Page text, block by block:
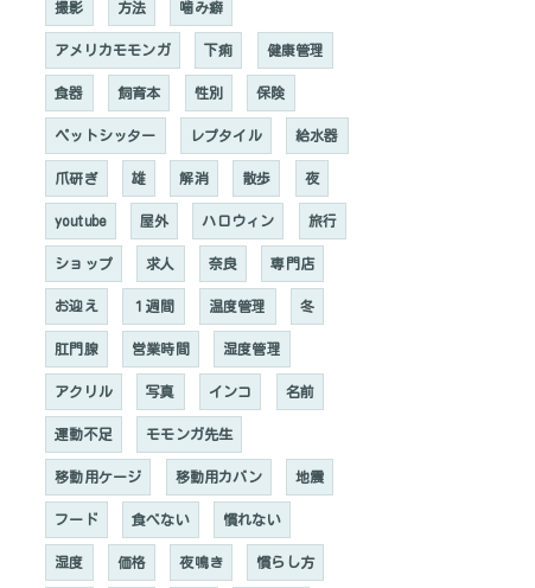
撮影 方法 噛み癖
アメリカモモンガ 下痢 健康管理
食器 飼育本 性別 保険
ペットシッター レプタイル 給水器
爪研ぎ 雄 解消 散歩 夜
youtube 屋外 ハロウィン 旅行
ショップ 求人 奈良 専門店
お迎え １週間 温度管理 冬
肛門腺 営業時間 湿度管理
アクリル 写真 インコ 名前
運動不足 モモンガ先生
移動用ケージ 移動用カバン 地震
フード 食べない 慣れない
湿度 価格 夜鳴き 慣らし方